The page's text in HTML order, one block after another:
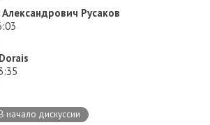
Русаков
В начало дискуссии